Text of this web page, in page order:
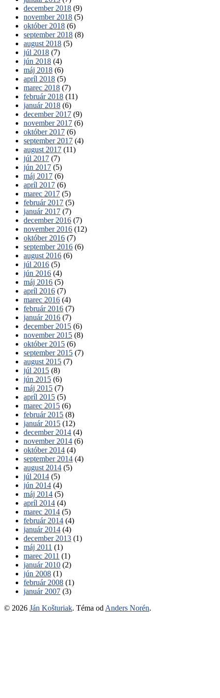
december 2018 (9)
november 2018 (5)
október 2018 (6)
september 2018 (8)
august 2018 (5)
júl 2018 (7)
jún 2018 (4)
máj 2018 (6)
apríl 2018 (5)
marec 2018 (7)
február 2018 (11)
január 2018 (6)
december 2017 (9)
november 2017 (6)
október 2017 (6)
september 2017 (4)
august 2017 (11)
júl 2017 (7)
jún 2017 (5)
máj 2017 (6)
apríl 2017 (6)
marec 2017 (5)
február 2017 (5)
január 2017 (7)
december 2016 (7)
november 2016 (12)
október 2016 (7)
september 2016 (6)
august 2016 (6)
júl 2016 (5)
jún 2016 (4)
máj 2016 (5)
apríl 2016 (7)
marec 2016 (4)
február 2016 (7)
január 2016 (7)
december 2015 (6)
november 2015 (8)
október 2015 (6)
september 2015 (7)
august 2015 (7)
júl 2015 (8)
jún 2015 (6)
máj 2015 (7)
apríl 2015 (5)
marec 2015 (6)
február 2015 (8)
január 2015 (12)
december 2014 (4)
november 2014 (6)
október 2014 (4)
september 2014 (4)
august 2014 (5)
júl 2014 (5)
jún 2014 (4)
máj 2014 (5)
apríl 2014 (4)
marec 2014 (5)
február 2014 (4)
január 2014 (4)
december 2013 (1)
máj 2011 (1)
marec 2011 (1)
január 2010 (2)
jún 2008 (1)
február 2008 (1)
január 2007 (3)
© 2026 Ján Košturiak. Téma od Anders Norén.